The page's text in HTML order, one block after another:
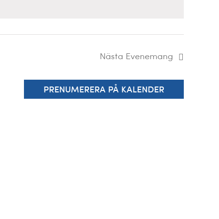
Nästa Evenemang
PRENUMERERA PÅ KALENDER